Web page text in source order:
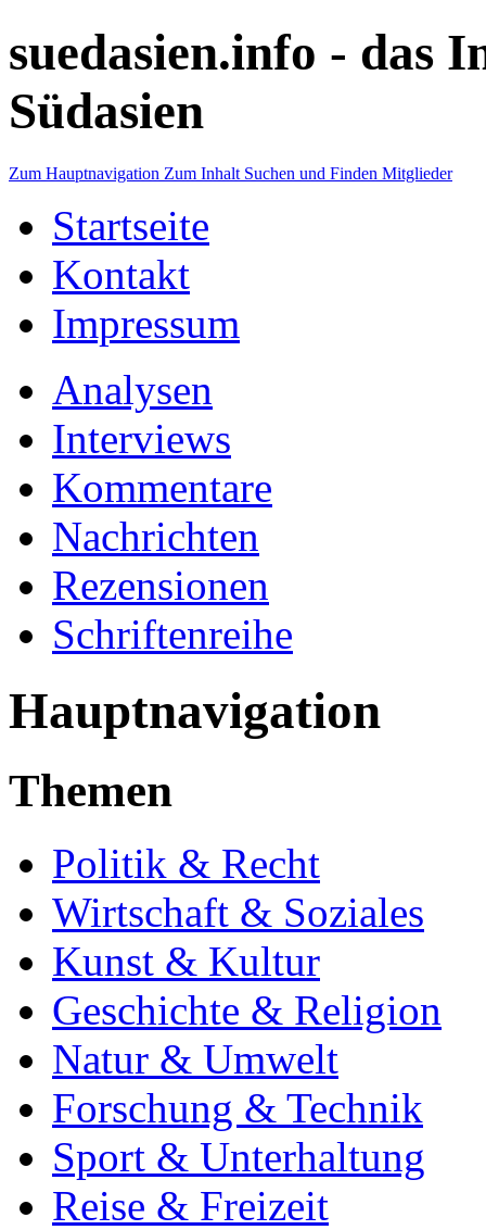
suedasien.info - das
Südasien
Zum Hauptnavigation Zum Inhalt Suchen und Finden Mitglieder
Startseite
Kontakt
Impressum
Analysen
Interviews
Kommentare
Nachrichten
Rezensionen
Schriftenreihe
Hauptnavigation
Themen
Politik & Recht
Wirtschaft & Soziales
Kunst & Kultur
Geschichte & Religion
Natur & Umwelt
Forschung & Technik
Sport & Unterhaltung
Reise & Freizeit